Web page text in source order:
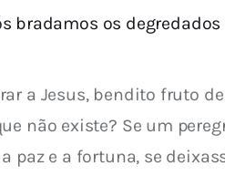
bradamos os
a Jesus, bendito fruto
não existe? Se um
paz e a fortuna, se